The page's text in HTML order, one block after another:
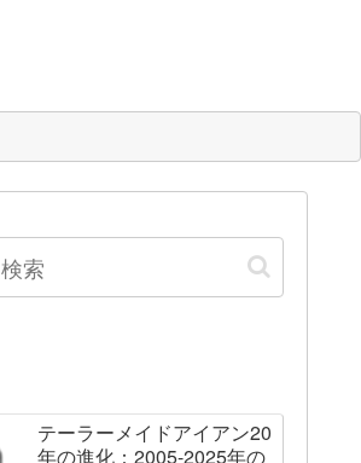
テーラーメイドアイアン20
年の進化：2005-2025年の